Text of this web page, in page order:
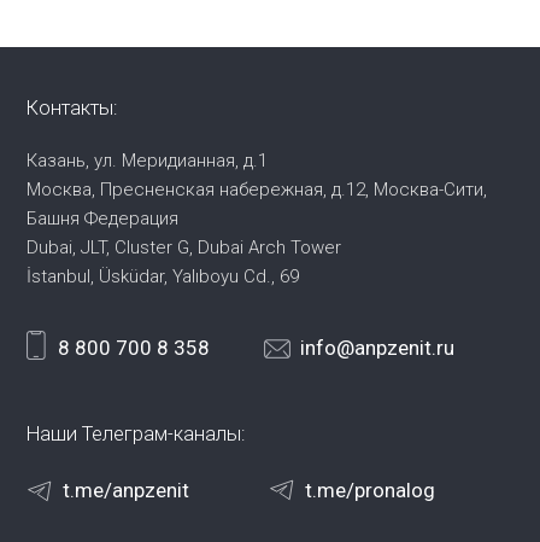
Контакты:
Казань, ул. Меридианная, д.1
Москва, Пресненская набережная, д.12, Москва-Сити,
Башня Федерация
Dubai, JLT, Cluster G, Dubai Arch Tower
İstanbul, Üsküdar, Yalıboyu Cd., 69
8 800 700 8 358 info@anpzenit.ru
Наши Телеграм-каналы:
t.me/anpzenit t.me/pronalog